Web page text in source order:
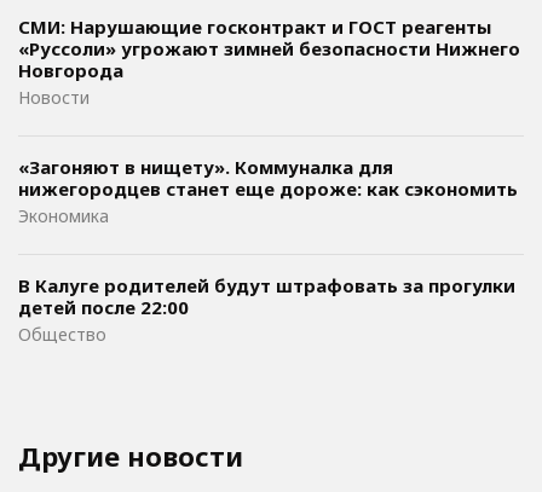
СМИ: Нарушающие госконтракт и ГОСТ реагенты
«Руссоли» угрожают зимней безопасности Нижнего
Новгорода
Новости
«Загоняют в нищету». Коммуналка для
нижегородцев станет еще дороже: как сэкономить
Экономика
В Калуге родителей будут штрафовать за прогулки
детей после 22:00
Общество
Другие новости